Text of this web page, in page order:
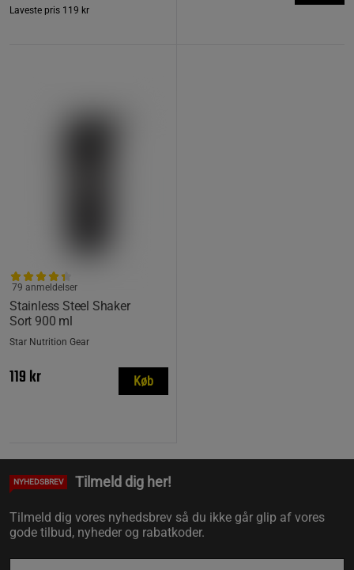
Laveste pris 119 kr
Stainless Steel Shaker
Sort 900 ml
79 anmeldelser
Star Nutrition Gear
119 kr Køb
NYHEDSBREV Tilmeld dig her!
Tilmeld dig vores nyhedsbrev så du ikke går glip af vores
gode tilbud, nyheder og rabatkoder.